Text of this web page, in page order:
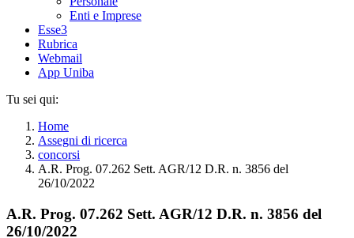
Enti e Imprese
Esse3
Rubrica
Webmail
App Uniba
Tu sei qui:
Home
Assegni di ricerca
concorsi
A.R. Prog. 07.262 Sett. AGR/12 D.R. n. 3856 del
26/10/2022
A.R. Prog. 07.262 Sett. AGR/12 D.R. n. 3856 del
26/10/2022